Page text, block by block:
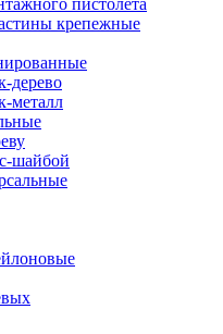
пистолета
крепежные
дерево
металл
шайбой